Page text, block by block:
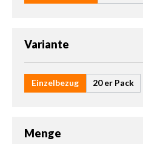
Variante
Einzelbezug 20 er Pack
Menge